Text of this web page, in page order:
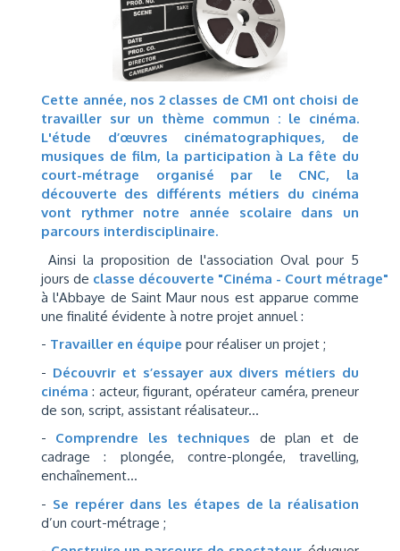
Cette année, nos 2 classes de CM1 ont choisi de
travailler sur un thème commun : le cinéma.
L'étude d’œuvres cinématographiques, de
musiques de film, la participation à La fête du
court-métrage organisé par le CNC, la
découverte des différents métiers du cinéma
vont rythmer notre année scolaire dans un
parcours interdisciplinaire.
Ainsi la proposition de l'association Oval pour 5
jours de classe découverte "Cinéma - Court métrage"
à l'Abbaye de Saint Maur nous est apparue comme
une finalité évidente à notre projet annuel :
- Travailler en équipe pour réaliser un projet ;
- Découvrir et s’essayer aux divers métiers du
cinéma : acteur, figurant, opérateur caméra, preneur
de son, script, assistant réalisateur...
- Comprendre les techniques de plan et de
cadrage : plongée, contre-plongée, travelling,
enchaînement...
- Se repérer dans les étapes de la réalisation
d’un court-métrage ;